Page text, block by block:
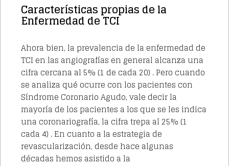
Características propias de la
Enfermedad de TCI
Ahora bien, la prevalencia de la enfermedad de
TCI en las angiografías en general alcanza una
cifra cercana al 5% (1 de cada 20) . Pero cuando
se analiza qué ocurre con los pacientes con
Síndrome Coronario Agudo, vale decir la
mayoría de los pacientes a los que se les indica
una coronariografía, la cifra trepa al 25% (1
cada 4) . En cuanto a la estrategia de
revascularización, desde hace algunas
décadas hemos asistido a la